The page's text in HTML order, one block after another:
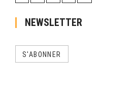
NEWSLETTER
S'ABONNER